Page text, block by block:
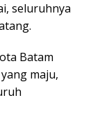
seluruhnya
Batam
maju,